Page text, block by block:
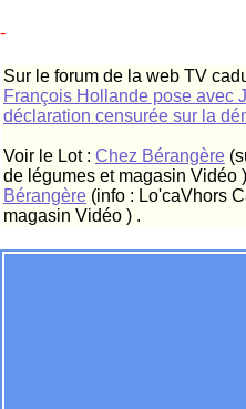
-
Sur le forum de la web TV
François Hollande pose avec
déclaration censurée sur la
Voir le Lot : Chez Bérangère
de légumes et magasin Vidéo
Bérangère (info : Lo'caVhors
magasin Vidéo ) .